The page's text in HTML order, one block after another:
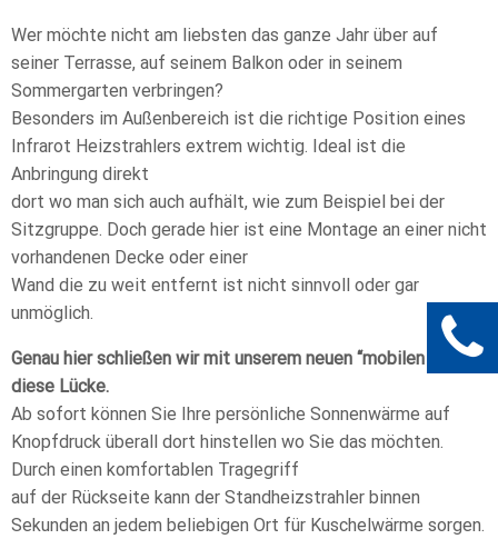
Wer möchte nicht am liebsten das ganze Jahr über auf
seiner Terrasse, auf seinem Balkon oder in seinem
Sommergarten verbringen?
Besonders im Außenbereich ist die richtige Position eines
Infrarot Heizstrahlers extrem wichtig. Ideal ist die
Anbringung direkt
dort wo man sich auch aufhält, wie zum Beispiel bei der
Sitzgruppe. Doch gerade hier ist eine Montage an einer nicht
vorhandenen Decke oder einer
Wand die zu weit entfernt ist nicht sinnvoll oder gar
unmöglich.
Genau hier schließen wir mit unserem neuen “mobilen Tower”
diese Lücke.
Ab sofort können Sie Ihre persönliche Sonnenwärme auf
Knopfdruck überall dort hinstellen wo Sie das möchten.
Durch einen komfortablen Tragegriff
auf der Rückseite kann der Standheizstrahler binnen
Sekunden an jedem beliebigen Ort für Kuschelwärme sorgen.